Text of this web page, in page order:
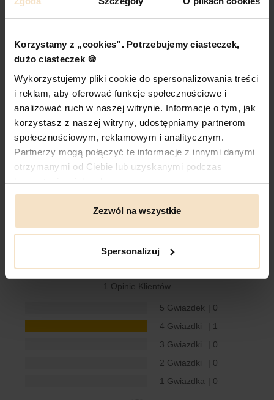
Korzystamy z „cookies”. Potrzebujemy ciasteczek,
dużo ciasteczek 🍪
Wykorzystujemy pliki cookie do spersonalizowania treści
i reklam, aby oferować funkcje społecznościowe i
analizować ruch w naszej witrynie. Informacje o tym, jak
korzystasz z naszej witryny, udostępniamy partnerom
społecznościowym, reklamowym i analitycznym.
Partnerzy mogą połączyć te informacje z innymi danymi
otrzymanymi od Ciebie lub uzyskanymi podczas
korzystania z ich usług.
Zezwól na wszystkie
Spersonalizuj
dzieckiem, czując lekkość i naturalną elegancję.
Gdy wieczorem zanurzasz się w rozmowie z
towarzysz. Każda torebka to dla nas coś więcej niż
produkt – to zaproszenie do stworzenia własnej
POZNAJ NAS LEPIEJ
Recenzje
Recenzje produktów od naszych klientów: e-
daag.com.pl
4
1 Opinie Klientów
5 Gwiazdek | 0
4 Gwiazdki
| 1
3 Gwiazdki
| 0
2 Gwiazdki
| 0
1 Gwiazdka | 0